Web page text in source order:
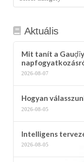
kategória
Aktuális
Mit tanít a
2026-08-07
Hogyan
2026-08-05
Intelligens
2026-08-05